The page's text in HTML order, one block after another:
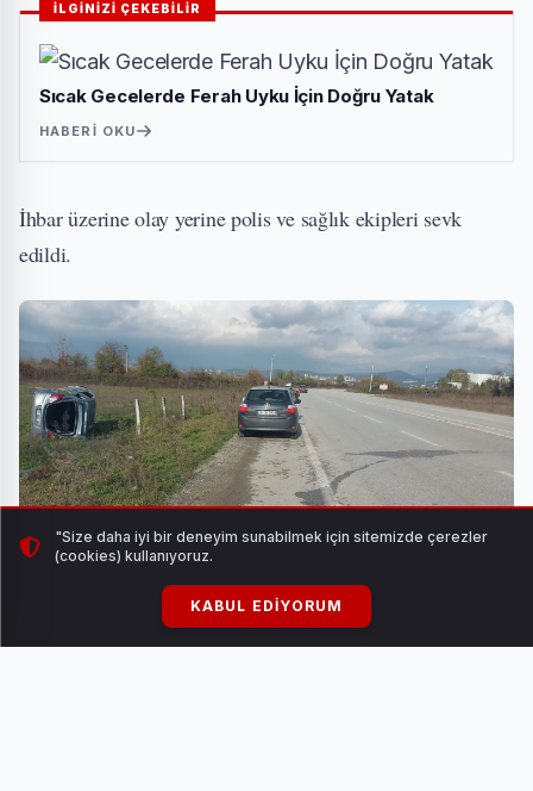
İLGİNİZİ ÇEKEBİLİR
Sıcak Gecelerde Ferah Uyku İçin Doğru Yatak
HABERI OKU
İhbar üzerine olay yerine polis ve sağlık ekipleri sevk
edildi.
Kazada yaralanan sürücü, sağlık ekiplerinin olay yerindeki
"Size daha iyi bir deneyim sunabilmek için sitemizde çerezler
(cookies) kullanıyoruz.
KABUL EDIYORUM